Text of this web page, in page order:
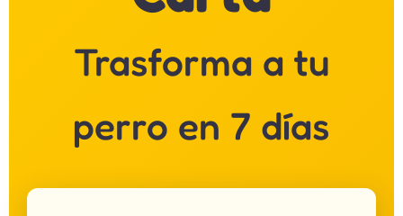
Trasforma a tu
perro en 7 días